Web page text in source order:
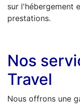
sur l'hébergement
prestations.
Nos
Travel
Nous offrons une